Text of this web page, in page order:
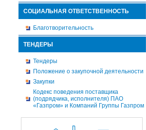
СОЦИАЛЬНАЯ ОТВЕТСТВЕННОСТЬ
Благотворительность
ТЕНДЕРЫ
Тендеры
Положение о закупочной деятельности
Закупки
Кодекс поведения поставщика
(подрядчика, исполнителя) ПАО
«Газпром» и Компаний Группы Газпром